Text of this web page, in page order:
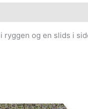
og en slids i